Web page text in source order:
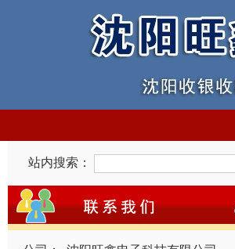
站内搜索：